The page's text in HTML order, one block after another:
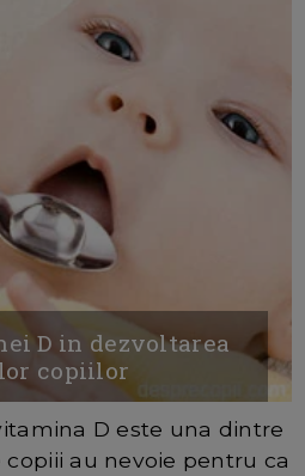
D in dezvoltarea
copiilor
D este una dintre
au nevoie pentru ca